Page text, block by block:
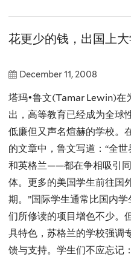
花更少的钱，出国上大
December 11, 2008
塔玛•鲁文(Tamar Lewin)在
出，高等教育已经成为全球
低廉但又声名煊赫的学校。
的文章中，鲁文写道：“全
和英格兰——都在争相吸引
体。更多的美国学生前往国
期。”国际学生通常比国内
们所修读的项目增色不少。
具特色，苏格兰的学校强调
馈与支持。学生们不应忘记